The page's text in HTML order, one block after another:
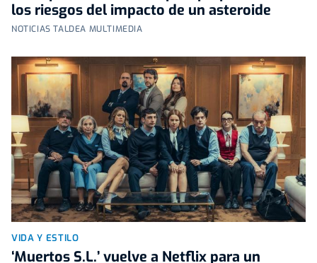
los riesgos del impacto de un asteroide
NOTICIAS TALDEA MULTIMEDIA
VIDA Y ESTILO
‘Muertos S.L.’ vuelve a Netflix para un